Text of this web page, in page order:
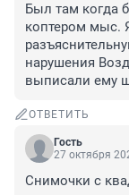
Был там когда
коптером мыс.
нарушения
выписали ему
ОТВЕТИТЬ
Гость
27 октября
Снимочки с